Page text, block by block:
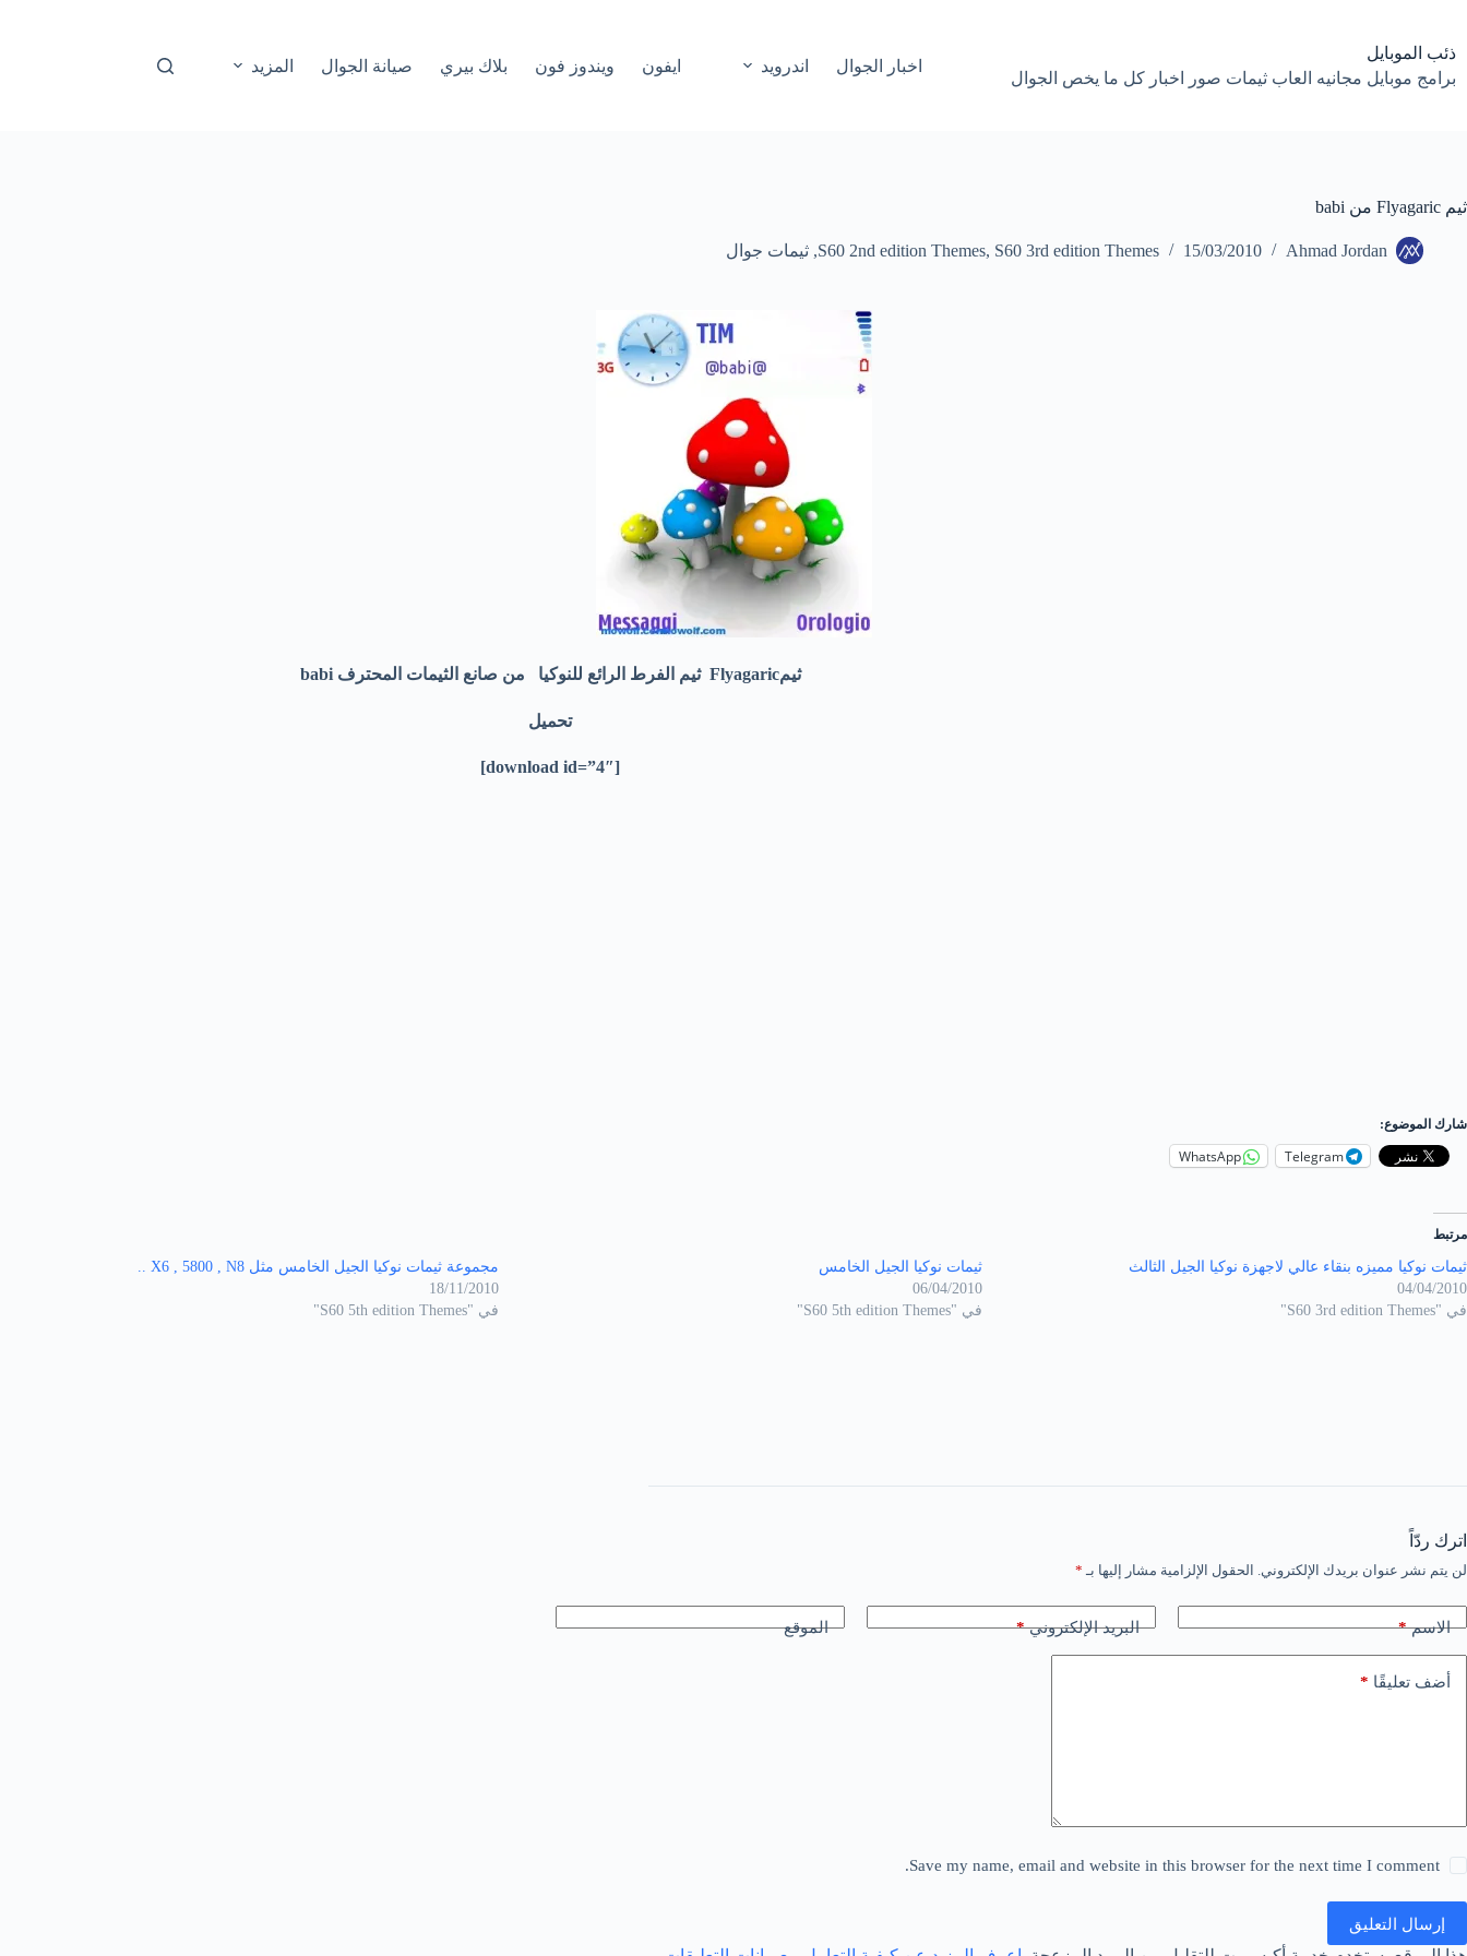
المحتوى
ذئب الموبايل
برامج موبايل مجانيه العاب ثيمات صور اخبار كل ما يخص الجوال
اخبار الجوال اندرويد ايفون ويندوز فون بلاك بيري صيانة الجوال المزيد
ثيم Flyagaric من babi
Ahmad Jordan
15/03/2010
S60 2nd edition Themes, S60 3rd edition Themes
, ثيمات جوال
ثيمFlyagaric ثيم الفرط الرائع للنوكيا من صانع الثيمات المحترف babi
تحميل
[download id=”4″]
شارك الموضوع:
Telegram
WhatsApp
مرتبط
ثيمات نوكيا مميزه بنقاء عالي لاجهزة نوكيا الجيل الثالث
04/04/2010
في "S60 3rd edition Themes"
ثيمات نوكيا الجيل الخامس
06/04/2010
في "S60 5th edition Themes"
مجموعة ثيمات نوكيا الجيل الخامس مثل X6 , 5800 , N8 ..
18/11/2010
في "S60 5th edition Themes"
اترك ردّاً
لن يتم نشر عنوان بريدك الإلكتروني. الحقول الإلزامية مشار إليها بـ *
الاسم* البريد الإلكتروني* الموقع
أضف تعليقًا *
Save my name, email and website in this browser for the next time I comment.
إرسال التعليق